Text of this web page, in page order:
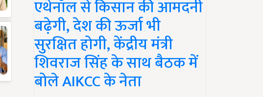
एथेनॉल से किसान की आमदनी
बढ़ेगी, देश की ऊर्जा भी
सुरक्षित होगी, केंद्रीय मंत्री
शिवराज सिंह के साथ बैठक में
बोले AIKCC के नेता